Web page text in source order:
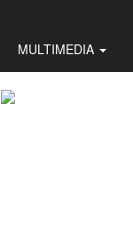
MULTIMEDIA